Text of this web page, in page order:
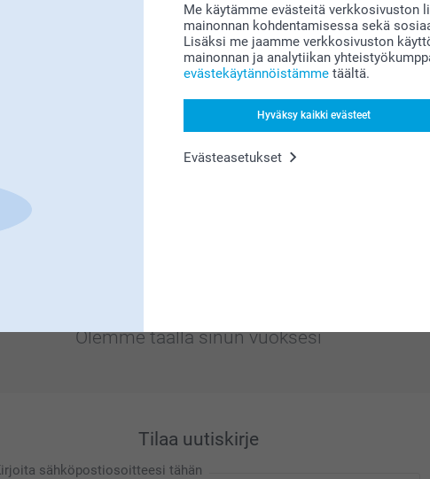
Me käytämme evästeitä verkkosivuston
mainonnan kohdentamisessa sekä
Lisäksi me jaamme verkkosivuston
mainonnan ja analytiikan
evästekäytännöistämme täältä.
Hyväksy kaikki evästeet
Evästeasetukset
Bonusta kaikista tilauksista
Olemme täällä sinun vuoksesi
Tilaa uutiskirje
sähköpostiosoitteesi tähän